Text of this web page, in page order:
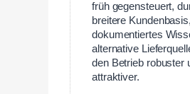
früh gegensteuert,
breitere Kundenbasis,
dokumentiertes
alternative
den Betrieb robuster
attraktiver.